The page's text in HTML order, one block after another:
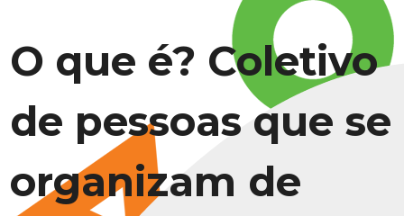
O que é? Coletivo
de pessoas que se
organizam de